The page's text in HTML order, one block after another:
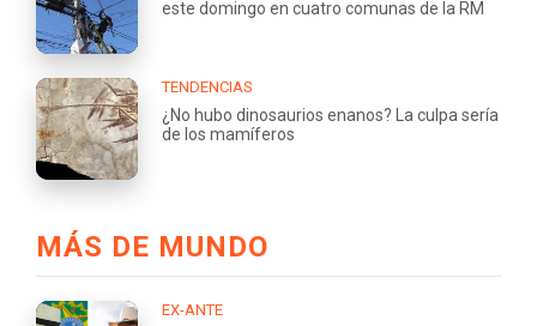
este domingo en cuatro comunas de la RM
TENDENCIAS
¿No hubo dinosaurios enanos? La culpa sería
de los mamíferos
MÁS DE MUNDO
EX-ANTE